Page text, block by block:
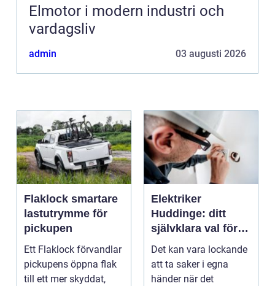
Elmotor i modern industri och
vardagsliv
admin 03 augusti 2026
Flaklock smartare
lastutrymme för
pickupen
Ett Flaklock förvandlar
pickupens öppna flak
till ett mer skyddat,
Elektriker
Huddinge: ditt
självklara val för
säker elinstallation
Det kan vara lockande
att ta saker i egna
händer när det